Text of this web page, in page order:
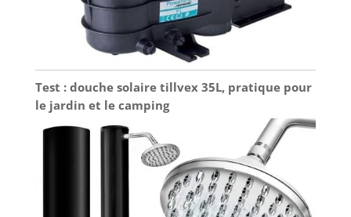
Test : douche solaire tillvex 35L, pratique pour
le jardin et le camping